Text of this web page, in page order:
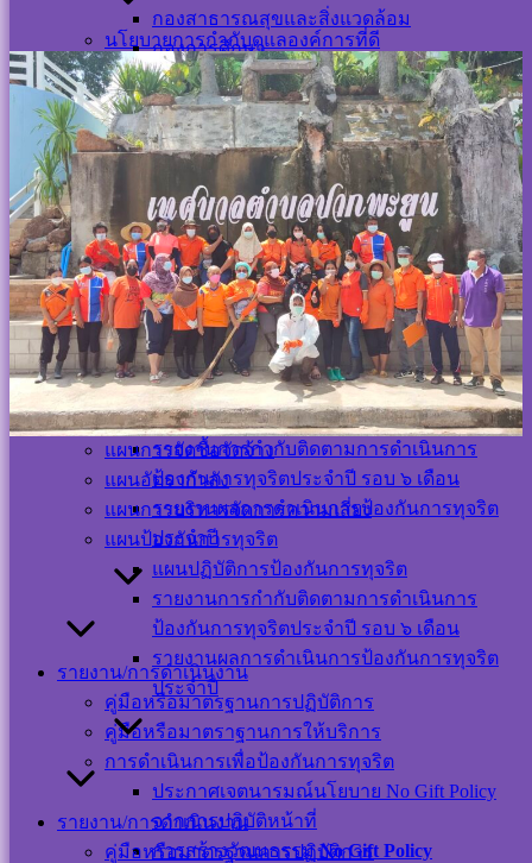
นโยบายการกำกับดูแลองค์การที่ดี
อำนาจหน้าที่
แผนงาน
แผนการจัดเก็บภาษีประจำปี
แผนการดำเนินงานประจำปี
แผนการใช้จ่ายงบประมาณประจำปี
แผนพัฒนาท้องถิ่น
แผนการจัดซื้อจัดจ้าง
แผนอัตรากำลัง
แผนการบริหารจัดการความเสี่ยง
แผนป้องกันการทุจริต
แผนปฏิบัติการป้องกันการทุจริต
รายงานการกำกับติดตามการดำเนินการ
ป้องกันการทุจริตประจำปี รอบ ๖ เดือน
รายงานผลการดำเนินการป้องกันการทุจริต
ประจำปี
รายงาน/การดำเนินงาน
คู่มือหรือมาตรฐานการปฏิบัติการ
คู่มือหรือมาตราฐานการให้บริการ
การดำเนินการเพื่อป้องกันการทุจริต
ประกาศเจตนารมณ์นโยบาย No Gift Policy
จากการปฏิบัติหน้าที่
การสร้างวัฒนธรรมNo Gift Policy
กองสาธารณสุขและสิ่งแวดล้อม
กองการศึกษา
กองการประปา
หน่วยงานตรวจสอบภายใน
นโยบายการกำกับดูแลองค์การที่ดี
อำนาจหน้าที่
แผนงาน
แผนการจัดเก็บภาษีประจำปี
แผนการดำเนินงานประจำปี
แผนการใช้จ่ายงบประมาณประจำปี
แผนพัฒนาท้องถิ่น
แผนการจัดซื้อจัดจ้าง
แผนอัตรากำลัง
แผนการบริหารจัดการความเสี่ยง
แผนป้องกันการทุจริต
แผนปฏิบัติการป้องกันการทุจริต
รายงานการกำกับติดตามการดำเนินการ
ป้องกันการทุจริตประจำปี รอบ ๖ เดือน
รายงานผลการดำเนินการป้องกันการทุจริต
ประจำปี
รายงาน/การดำเนินงาน
คู่มือหรือมาตรฐานการปฏิบัติการ
Visitor Counter
Users Today : 11
Users This Month :
Users This Year :
Total Users : 39439
Who's Online : 2
Your IP Address :
216.73.216.220
Powered ByWPS Visitor